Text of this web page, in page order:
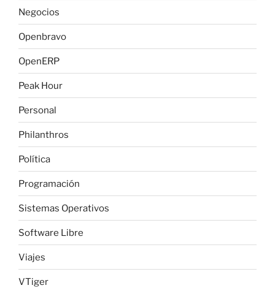
Negocios
Openbravo
OpenERP
Peak Hour
Personal
Philanthros
Política
Programación
Sistemas Operativos
Software Libre
Viajes
VTiger